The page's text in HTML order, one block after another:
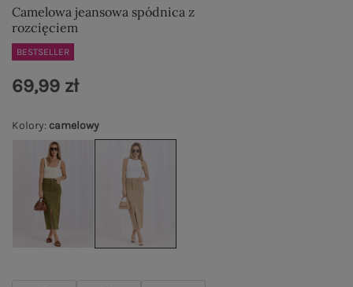
Camelowa jeansowa spódnica z
rozcięciem
BESTSELLER
Kolory: camelowy
69,99 zł